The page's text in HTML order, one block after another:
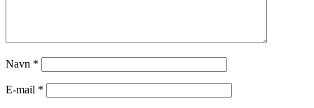
Navn *
E-mail *